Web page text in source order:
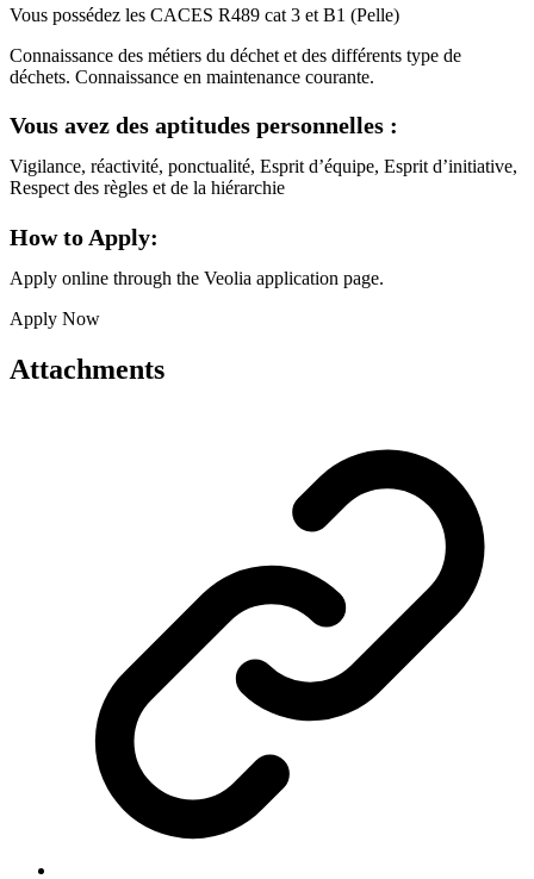
Vous possédez les CACES R489 cat 3 et B1 (Pelle)
Connaissance des métiers du déchet et des différents type de
déchets. Connaissance en maintenance courante.
Vous avez des aptitudes personnelles :
Vigilance, réactivité, ponctualité, Esprit d’équipe, Esprit d’initiative,
Respect des règles et de la hiérarchie
How to Apply:
Apply online through the Veolia application page.
Apply Now
Attachments